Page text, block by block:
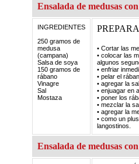
Ensalada de medusas
INGREDIENTES
250 gramos de
medusa
(campana)
Salsa de soya
150 gramos de
rábano
Vinagre
Sal
Mostaza
• Cortar las
• colocar las
algunos
• enfriar
• pelar el
• agregar la
• enjuagar en
• poner los
• mezclar la
• agregar la
• como un
langostinos.
Ensalada de medusas